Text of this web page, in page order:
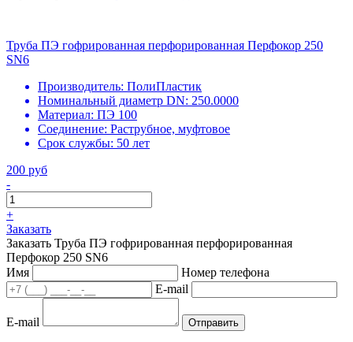
Труба ПЭ гофрированная перфорированная Перфокор 250
SN6
Производитель: ПолиПластик
Номинальный диаметр DN: 250.0000
Материал: ПЭ 100
Соединение: Раструбное, муфтовое
Срок службы: 50 лет
200 руб
-
+
Заказать
Заказать Труба ПЭ гофрированная перфорированная
Перфокор 250 SN6
Имя
Номер телефона
E-mail
E-mail Отправить